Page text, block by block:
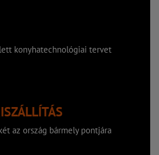
konyhatechnológiai tervet
az ország bármely pontjára